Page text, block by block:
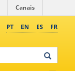
Canais
PT EN ES FR